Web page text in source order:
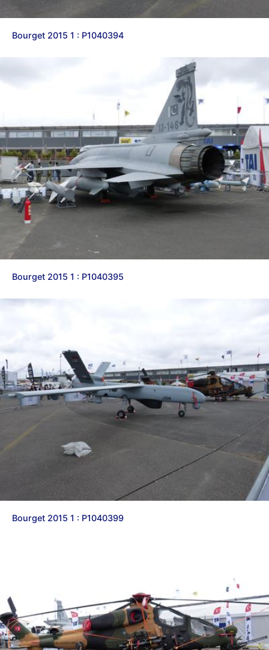
Bourget 2015 1 : P1040394
Bourget 2015 1 : P1040395
Bourget 2015 1 : P1040399